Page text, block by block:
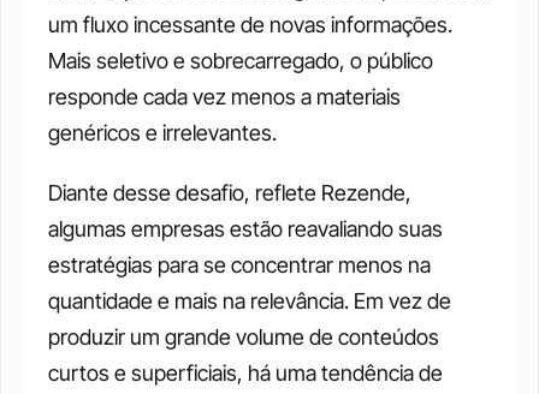
um fluxo incessante de novas informações.
Mais seletivo e sobrecarregado, o público
responde cada vez menos a materiais
genéricos e irrelevantes.
Diante desse desafio, reflete Rezende,
algumas empresas estão reavaliando suas
estratégias para se concentrar menos na
quantidade e mais na relevância. Em vez de
produzir um grande volume de conteúdos
curtos e superficiais, há uma tendência de